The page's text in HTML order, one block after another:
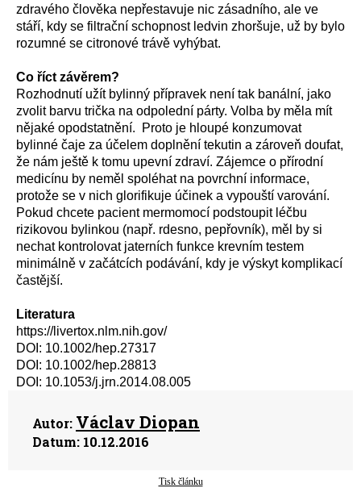
zdravého člověka nepřestavuje nic zásadního, ale ve
stáří, kdy se filtrační schopnost ledvin zhoršuje, už by bylo
rozumné se citronové trávě vyhýbat.
Co říct závěrem?
Rozhodnutí užít bylinný přípravek není tak banální, jako
zvolit barvu trička na odpolední párty. Volba by měla mít
nějaké opodstatnění. Proto je hloupé konzumovat
bylinné čaje za účelem doplnění tekutin a zároveň doufat,
že nám ještě k tomu upevní zdraví. Zájemce o přírodní
medicínu by neměl spoléhat na povrchní informace,
protože se v nich glorifikuje účinek a vypouští varování.
Pokud chcete pacient mermomocí podstoupit léčbu
rizikovou bylinkou (např. rdesno, pepřovník), měl by si
nechat kontrolovat jaterních funkce krevním testem
minimálně v začátcích podávání, kdy je výskyt komplikací
častější.
Literatura
https://livertox.nlm.nih.gov/
DOI: 10.1002/hep.27317
DOI: 10.1002/hep.28813
DOI: 10.1053/j.jrn.2014.08.005
Autor: Václav Diopan
Datum: 10.12.2016
Tisk článku